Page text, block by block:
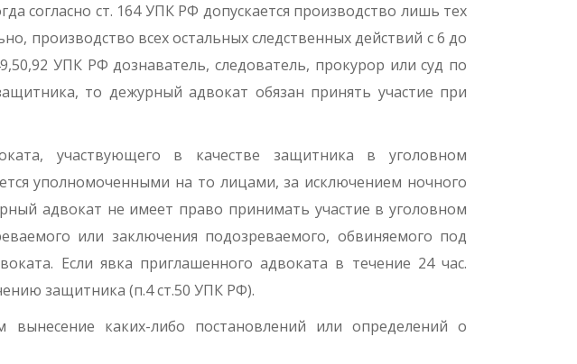
согласно ст. 164 УПК РФ допускается производство лишь тех
производство всех остальных следственных действий с 6 до
УПК РФ дознаватель, следователь, прокурор или суд по
то дежурный адвокат обязан принять участие при
участвующего в качестве защитника в уголовном
уполномоченными на то лицами, за исключением ночного
адвокат не имеет право принимать участие в уголовном
или заключения подозреваемого, обвиняемого под
Если явка приглашенного адвоката в течение 24 час.
защитника (п.4 ст.50 УПК РФ).
каких-либо постановлений или определений о